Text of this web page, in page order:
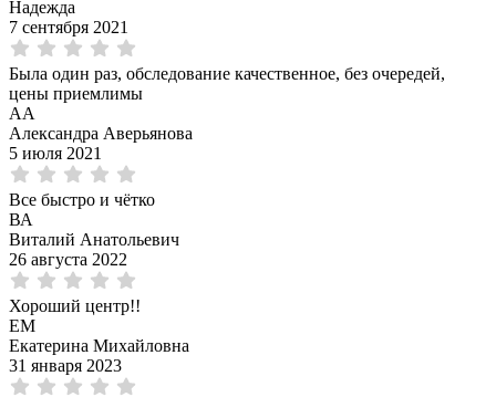
Надежда
7 сентября 2021
Была один раз, обследование качественное, без очередей,
цены приемлимы
АА
Александра Аверьянова
5 июля 2021
Все быстро и чётко
ВА
Виталий Анатольевич
26 августа 2022
Хороший центр!!
ЕМ
Екатерина Михайловна
31 января 2023